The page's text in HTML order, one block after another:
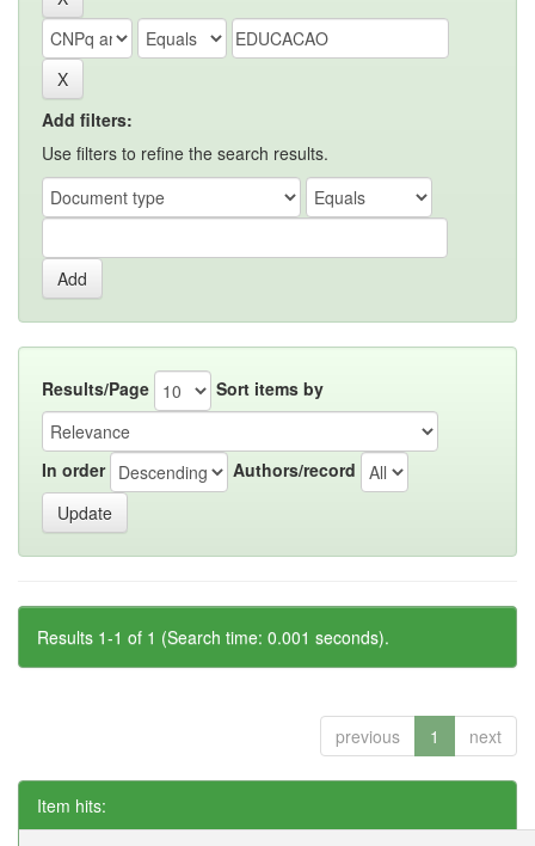
Add filters:
Use filters to refine the search results.
Results/Page Sort items by
In order Authors/record
Results 1-1 of 1 (Search time: 0.001 seconds).
previous 1 next
Item hits: